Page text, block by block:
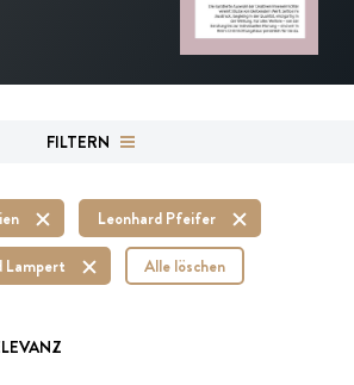
FILTERN
Leonhard Pfeifer
Lampert
Alle löschen